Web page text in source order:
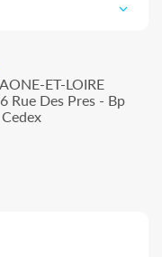
ET-LOIRE
Rue Des Pres - Bp